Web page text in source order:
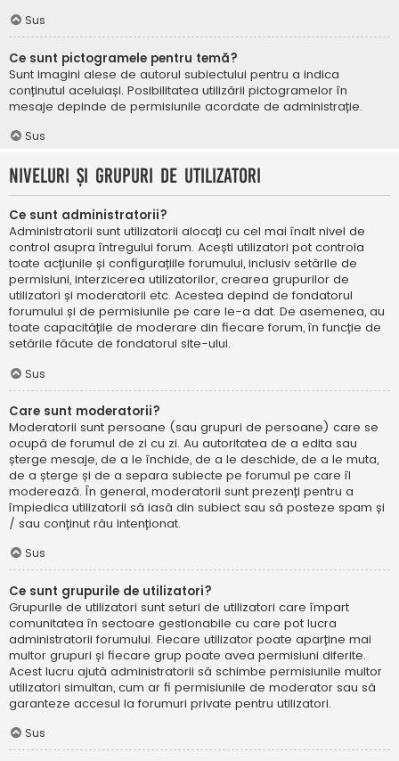
Sus
Ce sunt pictogramele pentru temă?
Sunt imagini alese de autorul subiectului pentru a indica
conținutul aceluiași. Posibilitatea utilizării pictogramelor în
mesaje depinde de permisiunile acordate de administrație.
Sus
Niveluri și grupuri de utilizatori
Ce sunt administratorii?
Administratorii sunt utilizatorii alocați cu cel mai înalt nivel de
control asupra întregului forum. Acești utilizatori pot controla
toate acțiunile și configurațiile forumului, inclusiv setările de
permisiuni, interzicerea utilizatorilor, crearea grupurilor de
utilizatori și moderatorii etc. Acestea depind de fondatorul
forumului și de permisiunile pe care le-a dat. De asemenea, au
toate capacitățile de moderare din fiecare forum, în funcție de
setările făcute de fondatorul site-ului.
Sus
Care sunt moderatorii?
Moderatorii sunt persoane (sau grupuri de persoane) care se
ocupă de forumul de zi cu zi. Au autoritatea de a edita sau
șterge mesaje, de a le închide, de a le deschide, de a le muta,
de a șterge și de a separa subiecte pe forumul pe care îl
moderează. În general, moderatorii sunt prezenți pentru a
împiedica utilizatorii să iasă din subiect sau să posteze spam și
/ sau conținut rău intenționat.
Sus
Ce sunt grupurile de utilizatori?
Grupurile de utilizatori sunt seturi de utilizatori care împart
comunitatea în sectoare gestionabile cu care pot lucra
administratorii forumului. Fiecare utilizator poate aparține mai
multor grupuri și fiecare grup poate avea permisiuni diferite.
Acest lucru ajută administratorii să schimbe permisiunile multor
utilizatori simultan, cum ar fi permisiunile de moderator sau să
garanteze accesul la forumuri private pentru utilizatori.
Sus